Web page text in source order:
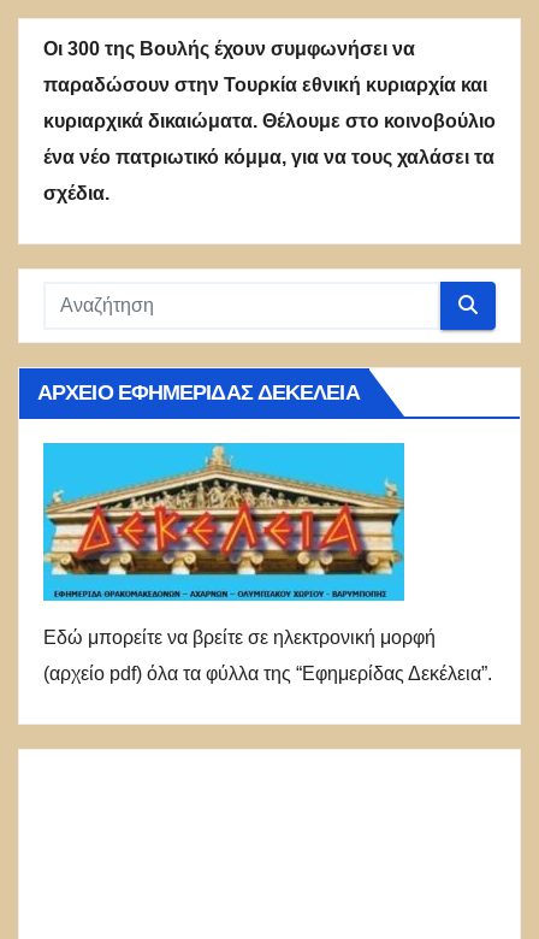
Οι 300 της Βουλής έχουν συμφωνήσει να
παραδώσουν στην Τουρκία εθνική κυριαρχία και
κυριαρχικά δικαιώματα. Θέλουμε στο κοινοβούλιο
ένα νέο πατριωτικό κόμμα, για να τους χαλάσει τα
σχέδια.
ΑΡΧΕΊΟ ΕΦΗΜΕΡΊΔΑΣ ΔΕΚΈΛΕΙΑ
Εδώ μπορείτε να βρείτε σε ηλεκτρονική μορφή
(αρχείο pdf) όλα τα φύλλα της “Εφημερίδας Δεκέλεια”.